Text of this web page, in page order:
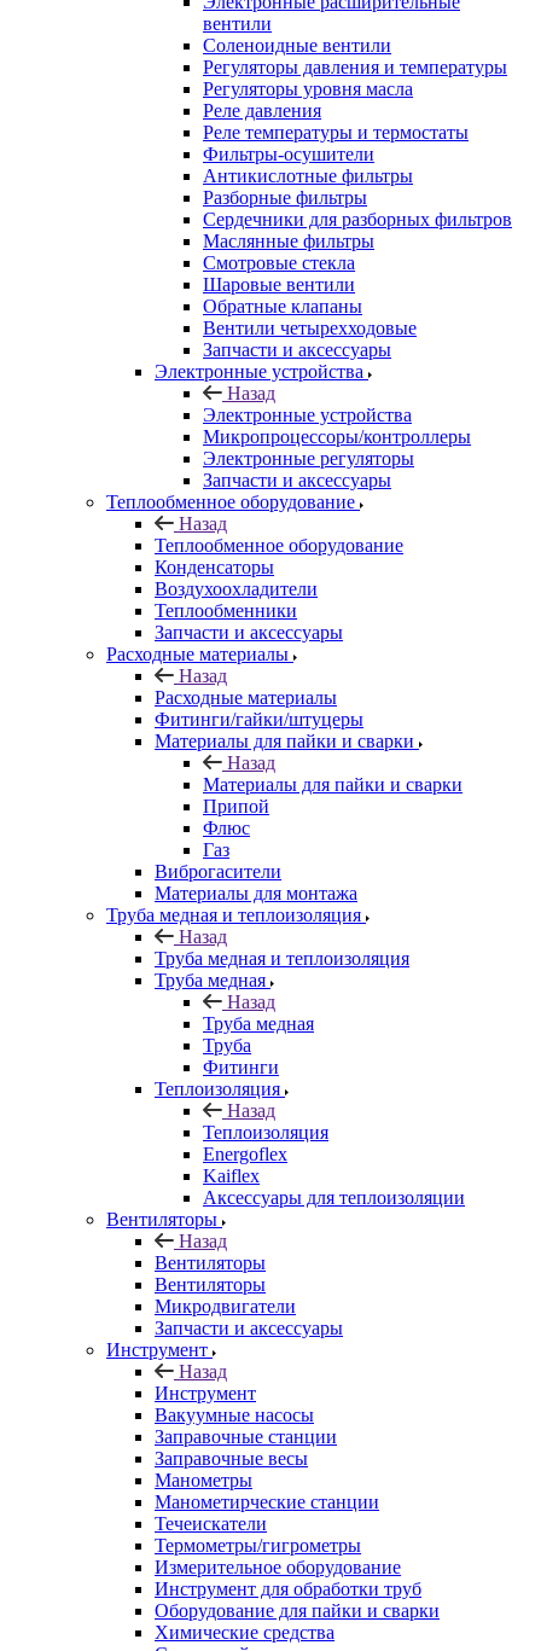
вентили
Соленоидные вентили
Регуляторы давления и температуры
Регуляторы уровня масла
Реле давления
Реле температуры и термостаты
Фильтры-осушители
Антикислотные фильтры
Разборные фильтры
Сердечники для разборных фильтров
Маслянные фильтры
Смотровые стекла
Шаровые вентили
Обратные клапаны
Вентили четырехходовые
Запчасти и аксессуары
Электронные устройства
Назад
Электронные устройства
Микропроцессоры/контроллеры
Электронные регуляторы
Запчасти и аксессуары
Теплообменное оборудование
Назад
Теплообменное оборудование
Конденсаторы
Воздухоохладители
Теплообменники
Запчасти и аксессуары
Расходные материалы
Назад
Расходные материалы
Фитинги/гайки/штуцеры
Материалы для пайки и сварки
Назад
Материалы для пайки и сварки
Припой
Флюс
Газ
Виброгасители
Материалы для монтажа
Труба медная и теплоизоляция
Назад
Труба медная и теплоизоляция
Труба медная
Назад
Труба медная
Труба
Фитинги
Теплоизоляция
Назад
Теплоизоляция
Energoflex
Kaiflex
Аксессуары для теплоизоляции
Вентиляторы
Назад
Вентиляторы
Вентиляторы
Микродвигатели
Запчасти и аксессуары
Инструмент
Назад
Инструмент
Вакуумные насосы
Заправочные станции
Заправочные весы
Манометры
Манометирческие станции
Течеискатели
Термометры/гигрометры
Измерительное оборудование
Инструмент для обработки труб
Оборудование для пайки и сварки
Химические средства